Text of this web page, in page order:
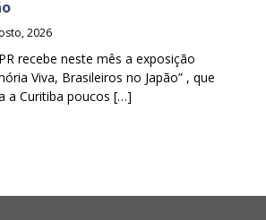
2026
recebe neste mês a exposição
Viva, Brasileiros no Japão” , que
a Curitiba poucos […]